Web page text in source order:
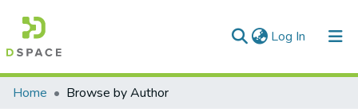
Log In (current)
Communities & Collections
Home Browse by Author